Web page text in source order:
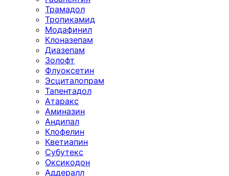
Трамадол
Тропикамид
Модафинил
Клоназепам
Диазепам
Золофт
Флуоксетин
Эсциталопрам
Тапентадол
Атаракс
Аминазин
Андипал
Клофелин
Кветиапин
Субутекс
Оксикодон
Аддералл